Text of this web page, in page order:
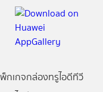
กเกจกล่องทรูไอดีทีวี